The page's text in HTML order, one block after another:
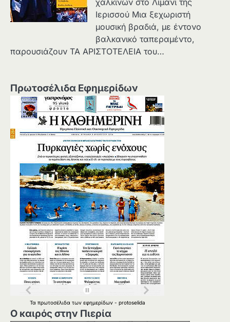
χάλκινων στο Λιμάνι της
Ιερισσού Μια ξεχωριστή
μουσική βραδιά, με έντονο
βαλκανικό ταπεραμέντο,
παρουσιάζουν ΤΑ ΑΡΙΣΤΟΤΕΛΕΙΑ του…
Πρωτοσέλιδα Εφημερίδων
Τα πρωτοσέλιδα των εφημερίδων - protoselida
Ο καιρός στην Πιερία